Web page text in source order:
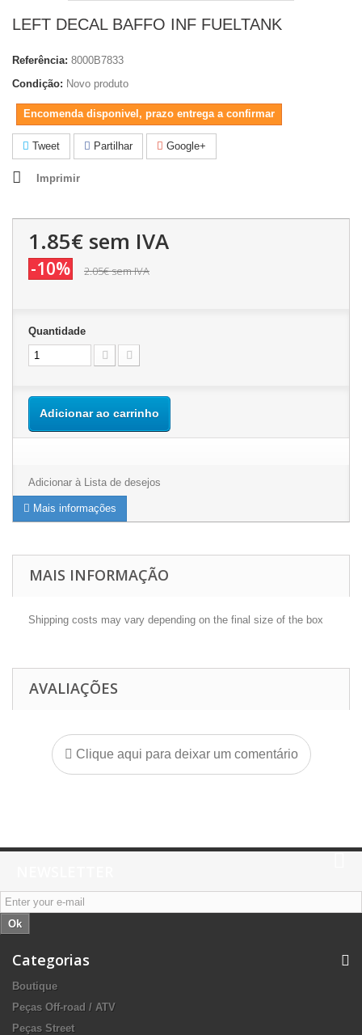
LEFT DECAL BAFFO INF FUELTANK
Referência: 8000B7833
Condição: Novo produto
Encomenda disponivel, prazo entrega a confirmar
Tweet Partilhar Google+
Imprimir
1.85€ sem IVA
-10% 2.05€sem IVA
Quantidade
Adicionar ao carrinho
Adicionar à Lista de desejos
Mais informações
MAIS INFORMAÇÃO
Shipping costs may vary depending on the final size of the box
AVALIAÇÕES
Clique aqui para deixar um comentário
Ok
Categorias
Boutique
Peças Off-road / ATV
Peças Street